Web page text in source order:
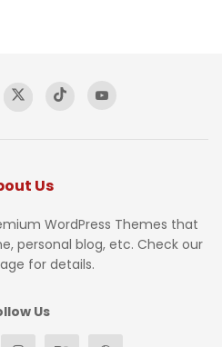
Us
WordPress Themes that
personal blog, etc. Check our
for details.
Us